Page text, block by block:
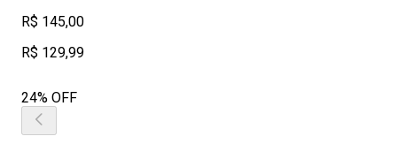
R$ 145,00
R$ 129,99
24% OFF